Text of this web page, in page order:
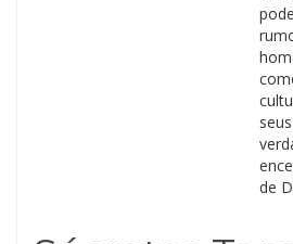
de